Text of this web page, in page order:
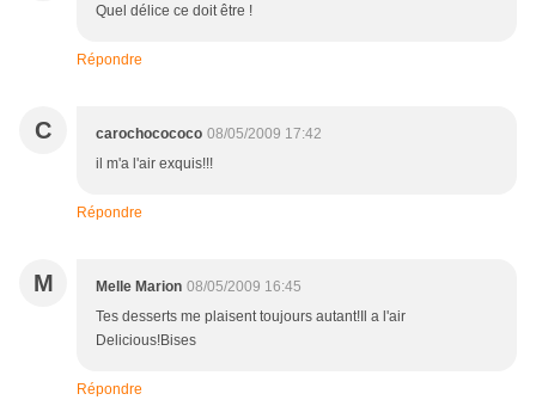
Quel délice ce doit être !
Répondre
C carochocococo 08/05/2009 17:42
il m'a l'air exquis!!!
Répondre
M Melle Marion 08/05/2009 16:45
Tes desserts me plaisent toujours autant!Il a l'air
Delicious!Bises
Répondre